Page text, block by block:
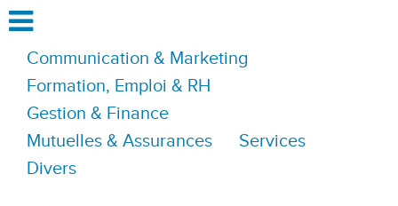
Communication & Marketing
Formation, Emploi & RH
Gestion & Finance
Mutuelles & Assurances
Services
Divers